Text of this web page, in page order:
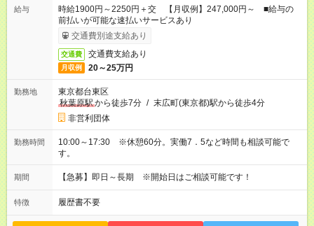
給与
時給1900円～2250円＋交 【月収例】247,000円～ ■給与の
前払いが可能な速払いサービスあり
交通費別途支給あり
交通費 交通費支給あり
月収例 20～25万円
勤務地
東京都台東区
秋葉原駅から徒歩7分 / 末広町(東京都)駅から徒歩4分
非営利団体
勤務時間
10:00～17:30 ※休憩60分。実働7．5など時間も相談可能で
す。
期間 【急募】即日～長期 ※開始日はご相談可能です！
特徴 履歴書不要